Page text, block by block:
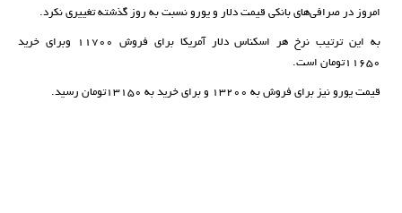
امروز در صرافی‌های بانکی قیمت دلار و یورو نسبت به روز گذشته تغییری نکرد.
به این ترتیب نرخ هر اسکناس دلار آمریکا برای فروش ۱۱۷۰۰ وبرای خرید
۱۱۶۵۰تومان است.
قیمت یورو نیز برای فروش به ۱۳۲۰۰ و برای خرید به ۱۳۱۵۰تومان رسید.